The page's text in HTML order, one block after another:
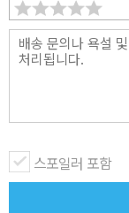
스포일러 포함